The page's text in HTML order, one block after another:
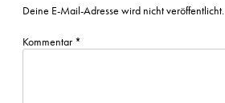
Deine E-Mail-Adresse wird nicht veröffentlicht.
Kommentar *